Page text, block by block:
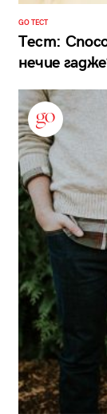
GO ТЕСТ
Тест:
нечие